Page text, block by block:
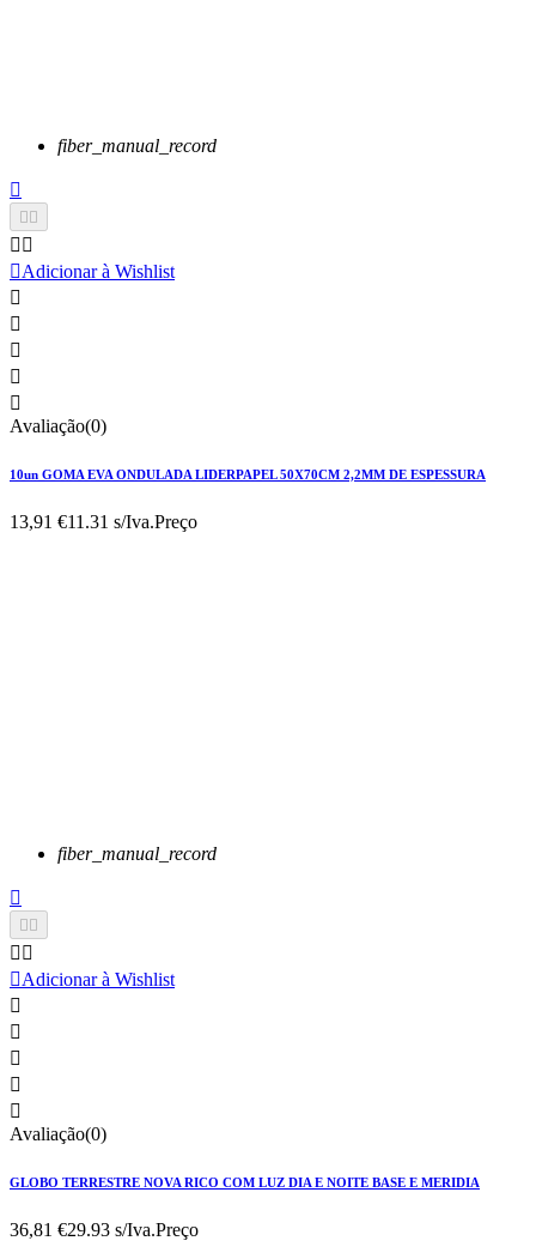
fiber_manual_record

 
 
Adicionar à Wishlist





Avaliação(0)
10un GOMA EVA ONDULADA LIDERPAPEL 50X70CM 2,2MM DE ESPESSURA
13,91 €11.31 s/Iva.Preço
fiber_manual_record

 
 
Adicionar à Wishlist





Avaliação(0)
GLOBO TERRESTRE NOVA RICO COM LUZ DIA E NOITE BASE E MERIDIA
36,81 €29.93 s/Iva.Preço